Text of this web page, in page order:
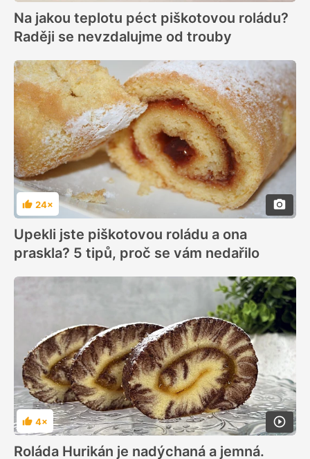
Na jakou teplotu péct piškotovou roládu?
Raději se nevzdalujme od trouby
Hodnocení
24×
Upekli jste piškotovou roládu a ona
praskla? 5 tipů, proč se vám nedařilo
Hodnocení
4×
Roláda Hurikán je nadýchaná a jemná.